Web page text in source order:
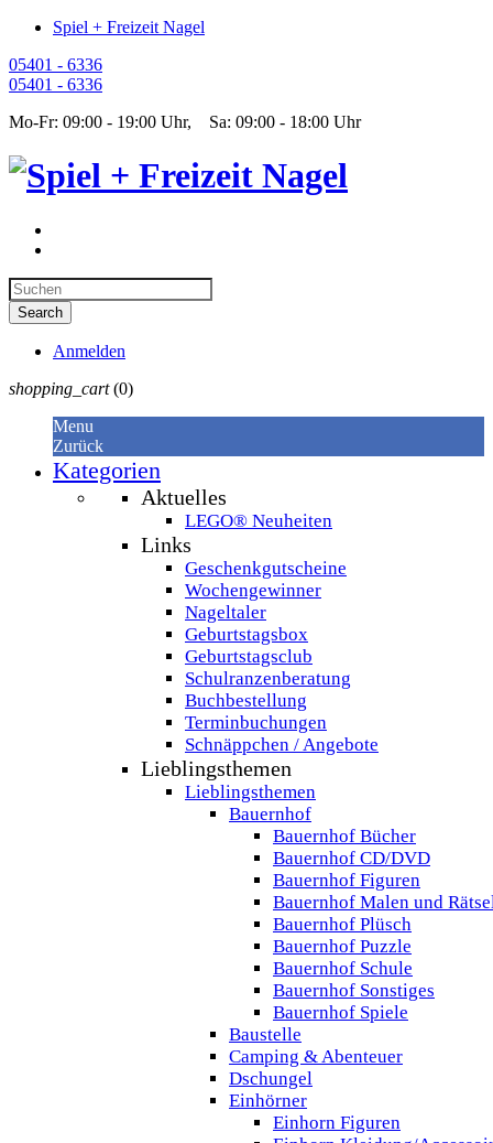
Spiel + Freizeit Nagel
05401 - 6336
05401 - 6336
Mo-Fr: 09:00 - 19:00 Uhr, Sa: 09:00 - 18:00 Uhr
Anmelden
shopping_cart (0)
Menu
Zurück
Kategorien
Aktuelles
LEGO® Neuheiten
Links
Geschenkgutscheine
Wochengewinner
Nageltaler
Geburtstagsbox
Geburtstagsclub
Schulranzenberatung
Buchbestellung
Terminbuchungen
Schnäppchen / Angebote
Lieblingsthemen
Lieblingsthemen
Bauernhof
Bauernhof Bücher
Bauernhof CD/DVD
Bauernhof Figuren
Bauernhof Malen und
Bauernhof Plüsch
Bauernhof Puzzle
Bauernhof Schule
Bauernhof Sonstiges
Bauernhof Spiele
Baustelle
Camping & Abenteuer
Dschungel
Einhörner
Einhorn Figuren